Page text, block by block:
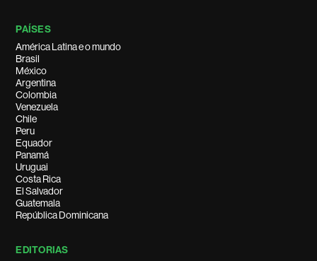
PAÍSES
América Latina e o mundo
Brasil
México
Argentina
Colombia
Venezuela
Chile
Peru
Equador
Panamá
Uruguai
Costa Rica
El Salvador
Guatemala
República Dominicana
EDITORIAS